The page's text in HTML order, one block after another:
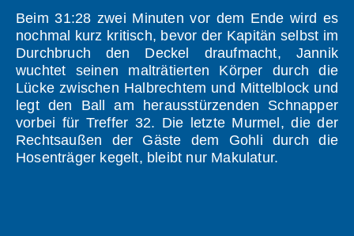
Beim 31:28 zwei Minuten vor dem Ende wird es
nochmal kurz kritisch, bevor der Kapitän selbst im
Durchbruch den Deckel draufmacht, Jannik
wuchtet seinen malträtierten Körper durch die
Lücke zwischen Halbrechtem und Mittelblock und
legt den Ball am herausstürzenden Schnapper
vorbei für Treffer 32. Die letzte Murmel, die der
Rechtsaußen der Gäste dem Gohli durch die
Hosenträger kegelt, bleibt nur Makulatur.